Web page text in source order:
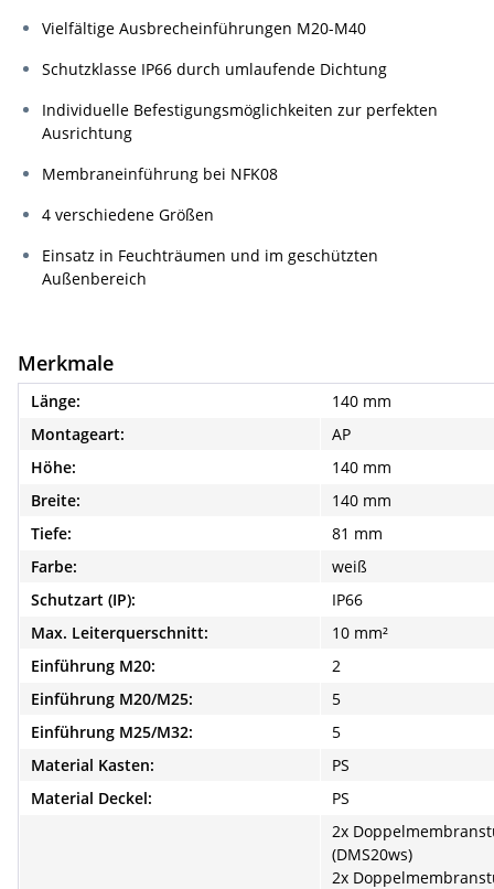
Vielfältige Ausbrecheinführungen M20-M40
Schutzklasse IP66 durch umlaufende Dichtung
Individuelle Befestigungsmöglichkeiten zur perfekten
Ausrichtung
Membraneinführung bei NFK08
4 verschiedene Größen
Einsatz in Feuchträumen und im geschützten
Außenbereich
Merkmale
Länge:
140 mm
Montageart:
AP
Höhe:
140 mm
Breite:
140 mm
Tiefe:
81 mm
Farbe:
weiß
Schutzart (IP):
IP66
Max. Leiterquerschnitt:
10 mm²
Einführung M20:
2
Einführung M20/M25:
5
Einführung M25/M32:
5
Material Kasten:
PS
Material Deckel:
PS
2x
(DMS20ws)
2x